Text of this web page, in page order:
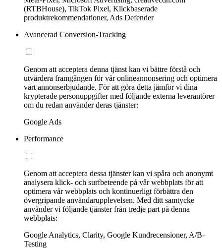
(RTBHouse), TikTok Pixel, Klickbaserade
produktrekommendationer, Ads Defender
Avancerad Conversion-Tracking
Genom att acceptera denna tjänst kan vi bättre förstå och
utvärdera framgången för vår onlineannonsering och optimera
vårt annonserbjudande. För att göra detta jämför vi dina
krypterade personuppgifter med följande externa leverantörer
om du redan använder deras tjänster:
Google Ads
Performance
Genom att acceptera dessa tjänster kan vi spåra och anonymt
analysera klick- och surfbeteende på vår webbplats för att
optimera vår webbplats och kontinuerligt förbättra den
övergripande användarupplevelsen. Med ditt samtycke
använder vi följande tjänster från tredje part på denna
webbplats:
Google Analytics, Clarity, Google Kundrecensioner, A/B-
Testing